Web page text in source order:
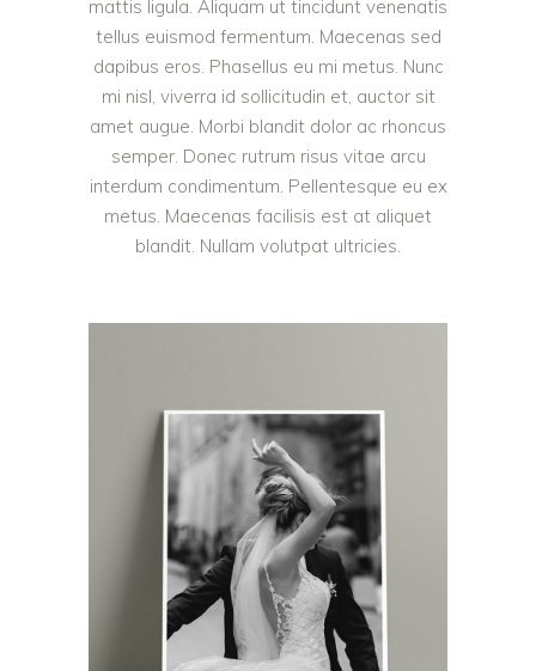
mattis ligula. Aliquam ut tincidunt venenatis
tellus euismod fermentum. Maecenas sed
dapibus eros. Phasellus eu mi metus. Nunc
mi nisl, viverra id sollicitudin et, auctor sit
amet augue. Morbi blandit dolor ac rhoncus
semper. Donec rutrum risus vitae arcu
interdum condimentum. Pellentesque eu ex
metus. Maecenas facilisis est at aliquet
blandit. Nullam volutpat ultricies.